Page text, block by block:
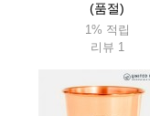
(품절)
1% 적립
리뷰 1